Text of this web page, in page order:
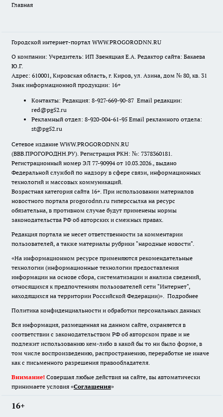
Главная
Городской интернет-портал WWW.PROGORODNN.RU
О компании: Учредитель: ИП Звеняцкая Е.А. Редактор сайта: Бакаева
Ю.Г.
Адрес: 610001, Кировская область, г. Киров, ул. Азина, дом № 80, кв. 31
Знак информационной продукции: 16+
Контакты: Редакция: 8-927-669-90-87 Email редакции:
red@pg52.ru
Рекламный отдел: 8-920-004-61-95 Email рекламного отдела:
st@pg52.ru
Сетевое издание WWW.PROGORODNN.RU
(ВВВ.ПРОГОРОДНН.РУ). Регистрация РКН: №: 7378360181.
Регистрационный номер ЭЛ 77-90994 от 10.03.2026., выдано
Федеральной службой по надзору в сфере связи, информационных
технологий и массовых коммуникаций.
Возрастная категория сайта 16+. При использовании материалов
новостного портала progorodnn.ru гиперссылка на ресурс
обязательна, в противном случае будут применены нормы
законодательства РФ об авторских и смежных правах.
Редакция портала не несет ответственности за комментарии
пользователей, а также материалы рубрики "народные новости".
«На информационном ресурсе применяются рекомендательные
технологии (информационные технологии предоставления
информации на основе сбора, систематизации и анализа сведений,
относящихся к предпочтениям пользователей сети "Интернет",
находящихся на территории Российской Федерации)». Подробнее
Политика конфиденциальности и обработки персональных данных
Вся информация, размещенная на данном сайте, охраняется в
соответствии с законодательством РФ об авторском праве и не
подлежит использованию кем-либо в какой бы то ни было форме, в
том числе воспроизведению, распространению, переработке не иначе
как с письменного разрешения правообладателя.
Внимание! Совершая любые действия на сайте, вы автоматически
принимаете условия «Cоглашения»
16+